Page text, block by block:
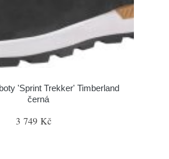
'Sprint Trekker' Timberland
černá
3 749 Kč